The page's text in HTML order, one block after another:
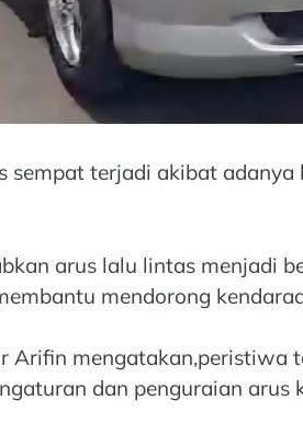
sempat terjadi akibat
arus lalu lintas menjadi
mendorong
Arifin mengatakan,peristiwa
dan penguraian arus